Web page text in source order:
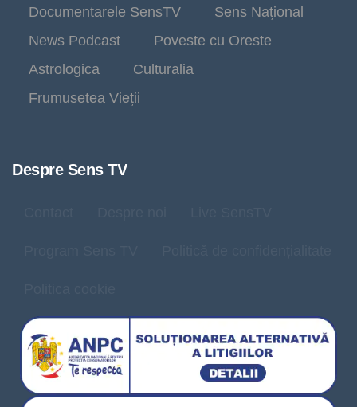
Documentarele SensTV
Sens Național
News Podcast
Poveste cu Oreste
Astrologica
Culturalia
Frumusetea Vieții
Despre Sens TV